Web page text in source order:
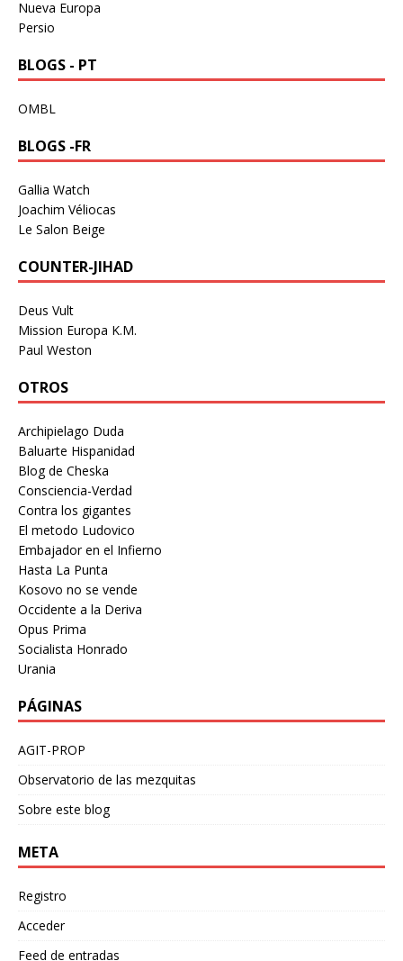
Nueva Europa
Persio
BLOGS - PT
OMBL
BLOGS -FR
Gallia Watch
Joachim Véliocas
Le Salon Beige
COUNTER-JIHAD
Deus Vult
Mission Europa K.M.
Paul Weston
OTROS
Archipielago Duda
Baluarte Hispanidad
Blog de Cheska
Consciencia-Verdad
Contra los gigantes
El metodo Ludovico
Embajador en el Infierno
Hasta La Punta
Kosovo no se vende
Occidente a la Deriva
Opus Prima
Socialista Honrado
Urania
PÁGINAS
AGIT-PROP
Observatorio de las mezquitas
Sobre este blog
META
Registro
Acceder
Feed de entradas